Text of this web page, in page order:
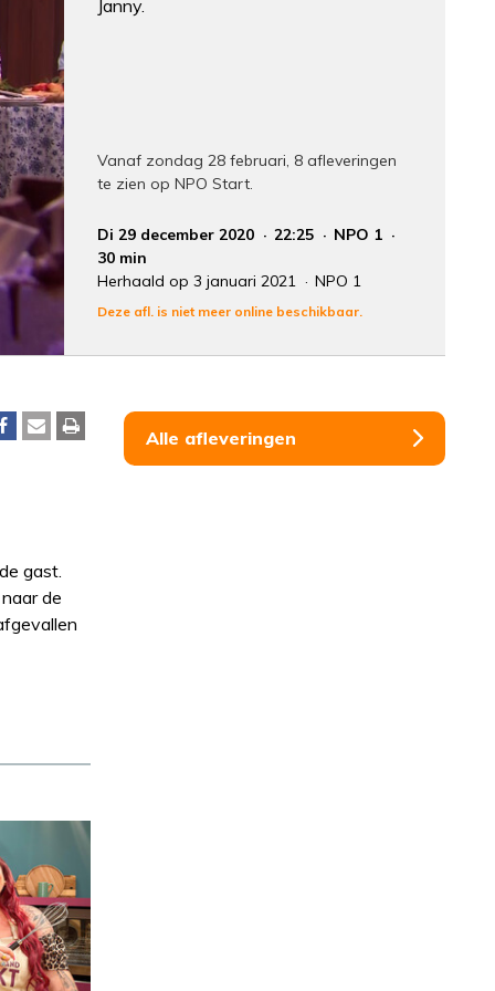
Janny.
Vanaf zondag 28 februari, 8 afleveringen
te zien op NPO Start.
Di 29 december 2020 22:25
NPO 1
30 min
Herhaald op 3 januari 2021
NPO 1
Deze afl. is niet meer online beschikbaar.
gast.
de
Alle afleveringen